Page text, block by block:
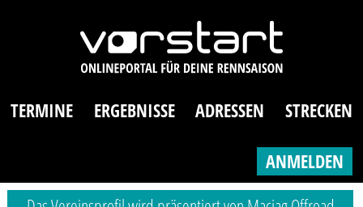
TERMINE ERGEBNISSE ADRESSEN STRECKEN
ANMELDEN